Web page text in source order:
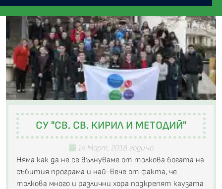
СУ "СВ. СВ. КИРИЛ И МЕТОДИЙ"
14 Март, 2018 година
Няма как да не се вълнуваме от толкова богата на
събития програма и най-вече от факта, че
толкова много и различни хора подкрепят каузата